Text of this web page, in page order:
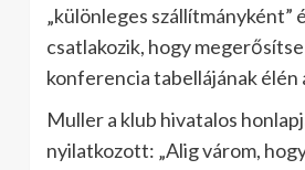
„különleges szállítmányként”
csatlakozik, hogy
konferencia tabellájának élén
Muller a klub hivatalos
nyilatkozott: „Alig várom,